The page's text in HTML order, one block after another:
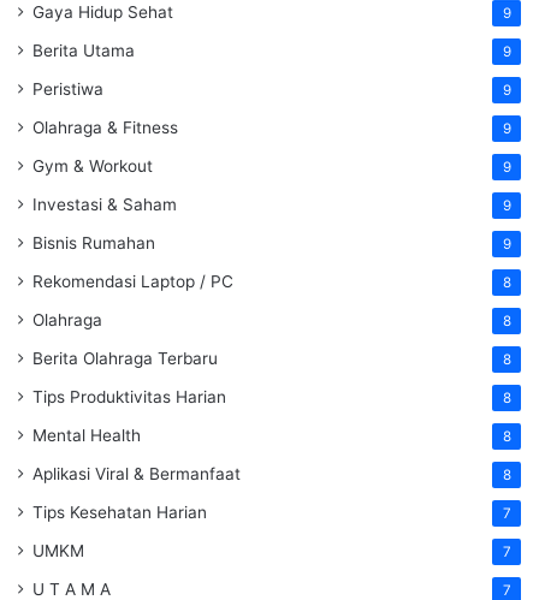
Gaya Hidup Sehat 9
Berita Utama 9
Peristiwa 9
Olahraga & Fitness 9
Gym & Workout 9
Investasi & Saham 9
Bisnis Rumahan 9
Rekomendasi Laptop / PC 8
Olahraga 8
Berita Olahraga Terbaru 8
Tips Produktivitas Harian 8
Mental Health 8
Aplikasi Viral & Bermanfaat 8
Tips Kesehatan Harian 7
UMKM 7
U T A M A 7